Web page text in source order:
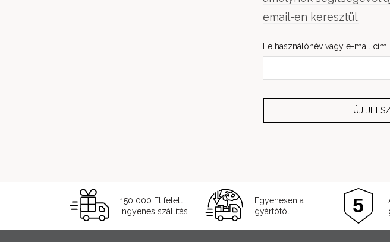
email-en keresztül.
Felhasználónév vagy e-mail cím
ÚJ
150 000 Ft felett
ingyenes szállítás
Egyenesen a
gyártótól